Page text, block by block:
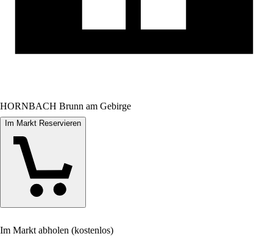
HORNBACH Brunn am Gebirge
Im Markt Reservieren
Im Markt abholen (kostenlos)